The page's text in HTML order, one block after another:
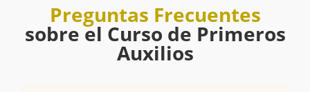
Preguntas Frecuentes
sobre el Curso de Primeros
Auxilios